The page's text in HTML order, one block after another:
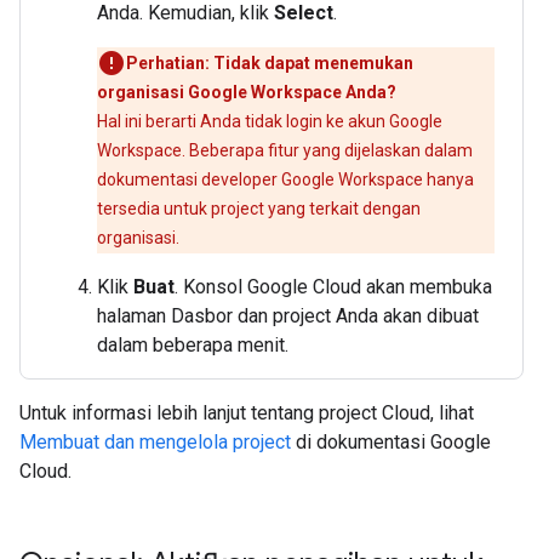
Anda. Kemudian, klik Select.
Perhatian: Tidak dapat menemukan
organisasi Google Workspace Anda?
Hal ini berarti Anda tidak login ke akun Google
Workspace. Beberapa fitur yang dijelaskan dalam
dokumentasi developer Google Workspace hanya
tersedia untuk project yang terkait dengan
organisasi.
Klik Buat. Konsol Google Cloud akan membuka
halaman Dasbor dan project Anda akan dibuat
dalam beberapa menit.
Untuk informasi lebih lanjut tentang project Cloud, lihat
Membuat dan mengelola project di dokumentasi Google
Cloud.